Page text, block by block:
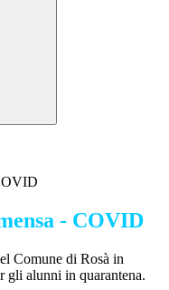
- COVID
Comune di Rosà in
gli alunni in quarantena.